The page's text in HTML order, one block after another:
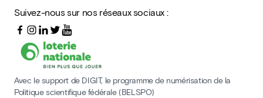
Suivez-nous sur nos réseaux sociaux :
Avec le support de DIGIT, le programme de numérisation de la
Politique scientifique fédérale (BELSPO)